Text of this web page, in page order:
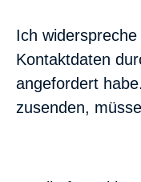
Ich
Kontaktdaten
angefordert
zusenden,